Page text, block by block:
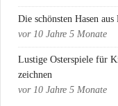
Die schönsten Hasen
vor 10 Jahre 5 Monate
Lustige Osterspiele für
zeichnen
vor 10 Jahre 5 Monate